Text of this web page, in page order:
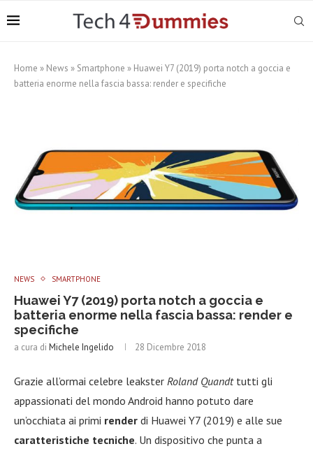
Home » News » Smartphone » Huawei Y7 (2019) porta notch a goccia e
batteria enorme nella fascia bassa: render e specifiche
NEWS SMARTPHONE
Huawei Y7 (2019) porta notch a goccia e
batteria enorme nella fascia bassa: render e
specifiche
a cura di Michele Ingelido 28 Dicembre 2018
Grazie all’ormai celebre leakster Roland Quandttutti gli
appassionati del mondo Android hanno potuto dare
un’occhiata ai primi render di Huawei Y7 (2019) e alle sue
caratteristiche tecniche. Un dispositivo che punta a